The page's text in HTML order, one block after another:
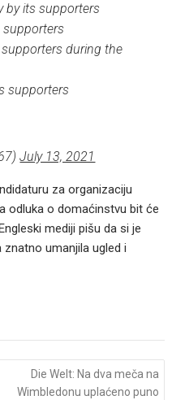
by its supporters
supporters
during the
supporters
July 13, 2021
za organizaciju
odluka o domaćinstvu bit će
mediji pišu da si je
znatno umanjila ugled i
Die Welt: Na dva meča na
Wimbledonu uplaćeno puno